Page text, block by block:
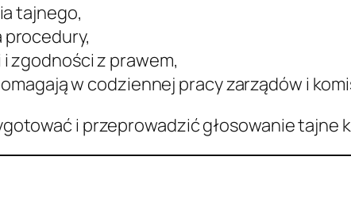
tajnego,
zgodności z prawem,
w codziennej pracy zarządów i
i przeprowadzić głosowanie tajne